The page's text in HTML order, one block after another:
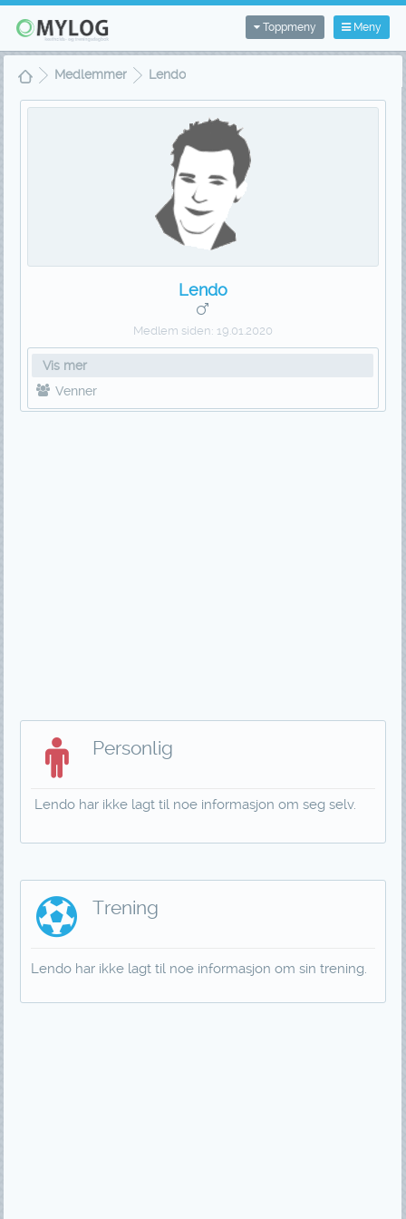
Meny
Toppmeny
Medlemmer Lendo
Lendo
Medlem siden: 19.01.2020
Vis mer
Venner
Personlig
Lendo har ikke lagt til noe informasjon om seg selv.
Trening
Lendo har ikke lagt til noe informasjon om sin trening.